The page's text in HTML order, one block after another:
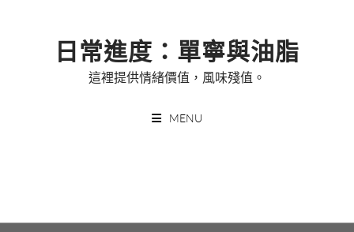
日常進度：單寧與油脂
這裡提供情緒價值，風味殘值。
MENU